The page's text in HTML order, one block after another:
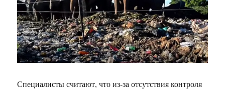
Специалисты считают, что из-за отсутствия контроля